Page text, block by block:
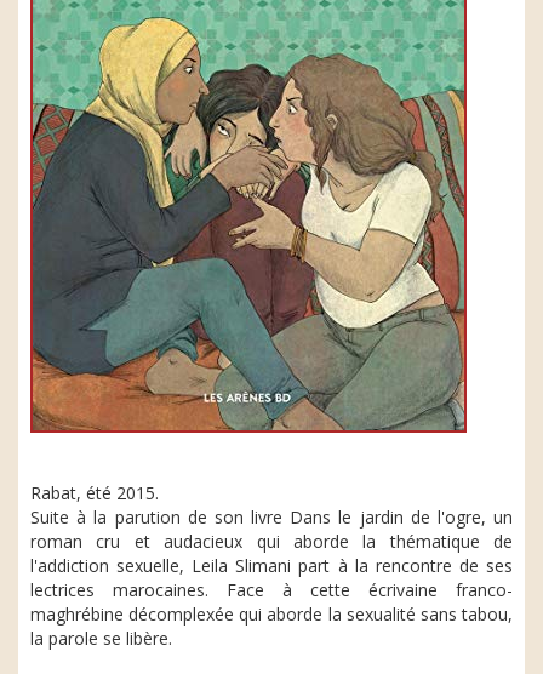
Rabat, été 2015.
Suite à la parution de son livre Dans le jardin de l'ogre, un
roman cru et audacieux qui aborde la thématique de
l'addiction sexuelle, Leila Slimani part à la rencontre de ses
lectrices marocaines. Face à cette écrivaine franco-
maghrébine décomplexée qui aborde la sexualité sans tabou,
la parole se libère.